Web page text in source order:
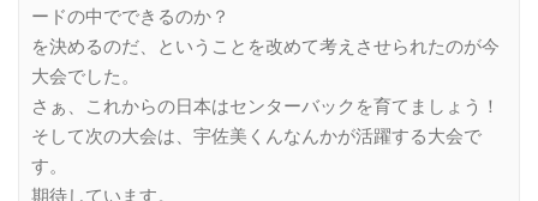
ードの中でできるのか？
を決めるのだ、ということを改めて考えさせられたのが今
大会でした。
さぁ、これからの日本はセンターバックを育てましょう！
そして次の大会は、宇佐美くんなんかが活躍する大会で
す。
期待しています。